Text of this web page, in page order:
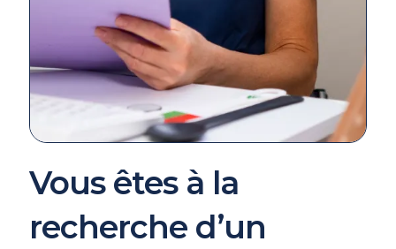
Vous êtes à la
recherche d’un